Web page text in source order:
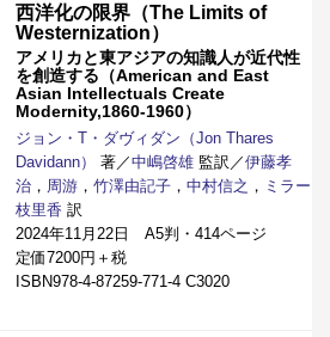
西洋化の限界（The Limits of
Westernization）
アメリカと東アジアの知識人が近代性
を創造する（American and East
Asian Intellectuals Create
Modernity,1860-1960）
ジョン・T・ダヴィダン（Jon Thares
Davidann）
著／中嶋啓雄 監訳／伊藤孝
治 ， 周游 ， 竹澤由記子 ， 中村信之 ， ミラー
枝里香 訳
2024年11月22日 A5判・414ページ
定価7200円＋税
ISBN978-4-87259-771-4 C3020